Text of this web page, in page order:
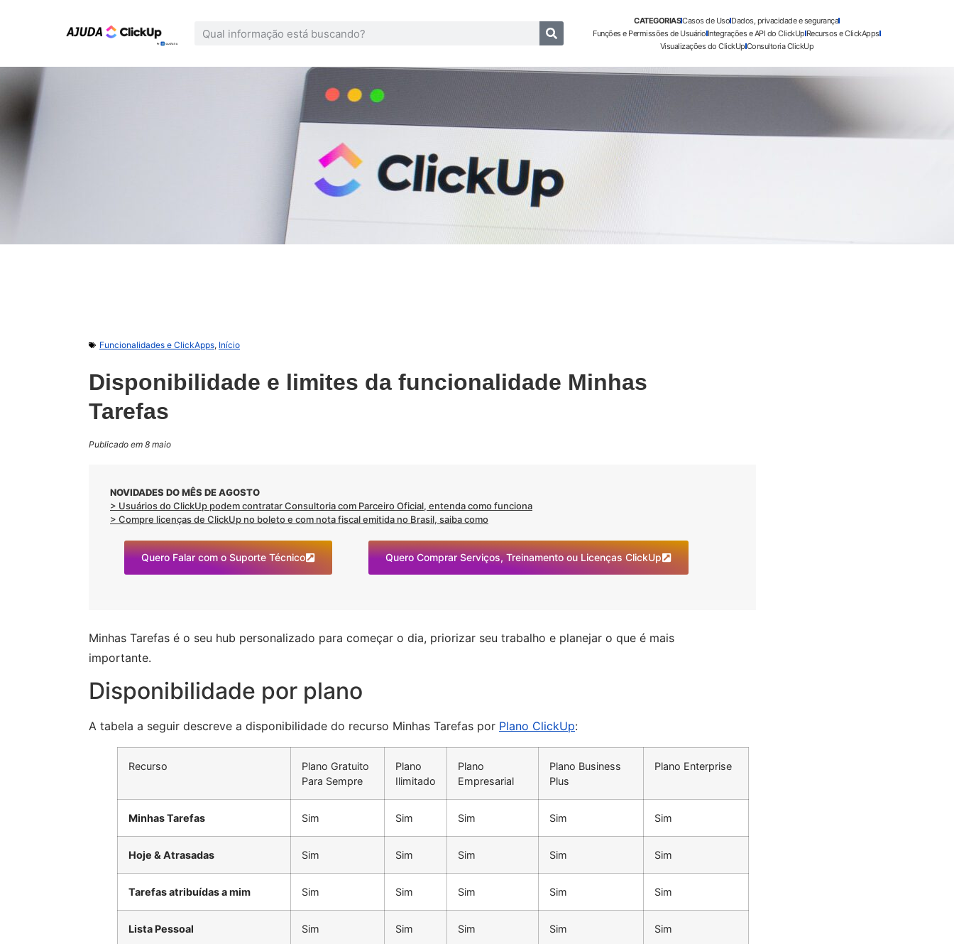
CATEGORIASCasos de Uso Dados, privacidade e segurança
Funções e Permissões de UsuárioIntegrações e API do ClickUpRecursos e ClickApps
Visualizações do ClickUpConsultoria ClickUp
Funcionalidades e ClickApps, Início
Disponibilidade e limites da funcionalidade Minhas
Tarefas
Publicado em 8 maio
NOVIDADES DO MÊS DE AGOSTO
> Usuários do ClickUp podem contratar Consultoria com Parceiro Oficial, entenda como funciona
> Compre licenças de ClickUp no boleto e com nota fiscal emitida no Brasil, saiba como
Quero Falar com o Suporte Técnico Quero Comprar Serviços, Treinamento ou Licenças ClickUp
Minhas Tarefas é o seu hub personalizado para começar o dia, priorizar seu trabalho e planejar o que é mais
importante.
Disponibilidade por plano
A tabela a seguir descreve a disponibilidade do recurso Minhas Tarefas por Plano ClickUp:
Recurso
Plano Gratuito
Para Sempre
Plano
Ilimitado
Plano
Empresarial
Plano Business
Plus
Plano Enterprise
Minhas Tarefas Sim Sim Sim Sim Sim
Hoje & Atrasadas Sim Sim Sim Sim Sim
Tarefas atribuídas a mim Sim Sim Sim Sim Sim
Lista Pessoal Sim Sim Sim Sim Sim